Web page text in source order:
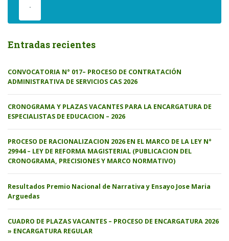
.
Entradas recientes
CONVOCATORIA N° 017– PROCESO DE CONTRATACIÓN
ADMINISTRATIVA DE SERVICIOS CAS 2026
CRONOGRAMA Y PLAZAS VACANTES PARA LA ENCARGATURA DE
ESPECIALISTAS DE EDUCACION – 2026
PROCESO DE RACIONALIZACION 2026 EN EL MARCO DE LA LEY N°
29944 – LEY DE REFORMA MAGISTERIAL (PUBLICACION DEL
CRONOGRAMA, PRECISIONES Y MARCO NORMATIVO)
Resultados Premio Nacional de Narrativa y Ensayo Jose Maria
Arguedas
CUADRO DE PLAZAS VACANTES – PROCESO DE ENCARGATURA 2026
» ENCARGATURA REGULAR